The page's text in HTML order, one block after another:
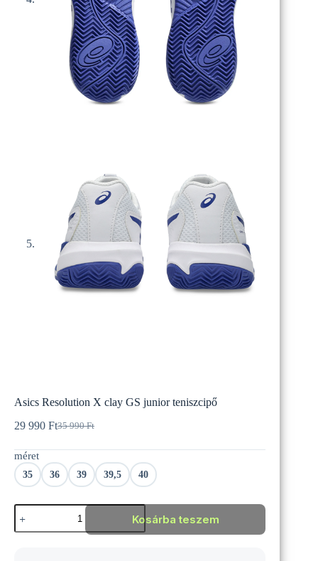
Asics Resolution X clay GS junior teniszcipő
35 990Ft
Original
35
990 Ft.
29 990 FtCurrent
29
990 Ft.
méret
35 36 39 39,5 40
Asics
Resolution
X
Kosárba teszem